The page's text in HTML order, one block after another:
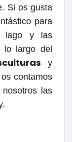
Si os gusta
para
lago y las
lo largo del
y
contamos
las